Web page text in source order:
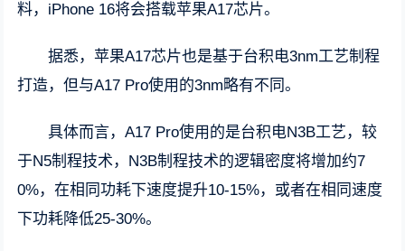
料，iPhone 16将会搭载苹果A17芯片。
据悉，苹果A17芯片也是基于台积电3nm工艺制程
打造，但与A17 Pro使用的3nm略有不同。
具体而言，A17 Pro使用的是台积电N3B工艺，较
于N5制程技术，N3B制程技术的逻辑密度将增加约7
0%，在相同功耗下速度提升10-15%，或者在相同速度
下功耗降低25-30%。